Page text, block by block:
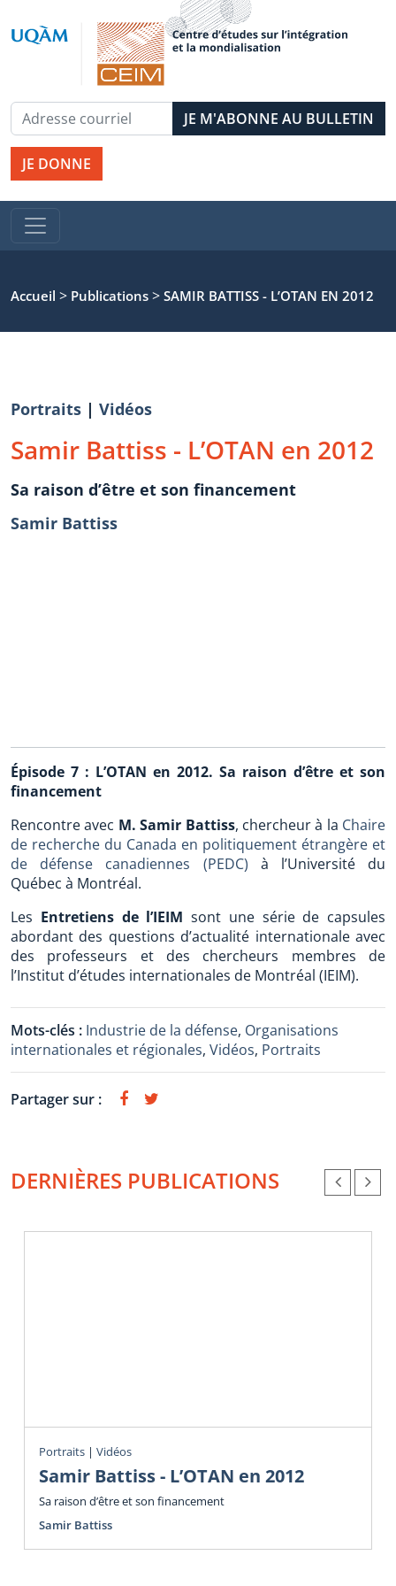
JE DONNE
Accueil > Publications > SAMIR BATTISS - L’OTAN EN 2012
Portraits | Vidéos
Samir Battiss - L’OTAN en 2012
Sa raison d’être et son financement
Samir Battiss
Épisode 7 : L’OTAN en 2012. Sa raison d’être et son
financement
Rencontre avec M. Samir Battiss, chercheur à la Chaire
de recherche du Canada en politiquement étrangère et
de défense canadiennes (PEDC) à l’Université du
Québec à Montréal.
Les Entretiens de l’IEIM sont une série de capsules
abordant des questions d’actualité internationale avec
des professeurs et des chercheurs membres de
l’Institut d’études internationales de Montréal (IEIM).
Mots-clés : Industrie de la défense, Organisations
internationales et régionales, Vidéos, Portraits
Partager sur :
DERNIÈRES PUBLICATIONS
Portraits | Vidéos
Samir Battiss - L’OTAN en 2012
Sa raison d’être et son financement
Samir Battiss